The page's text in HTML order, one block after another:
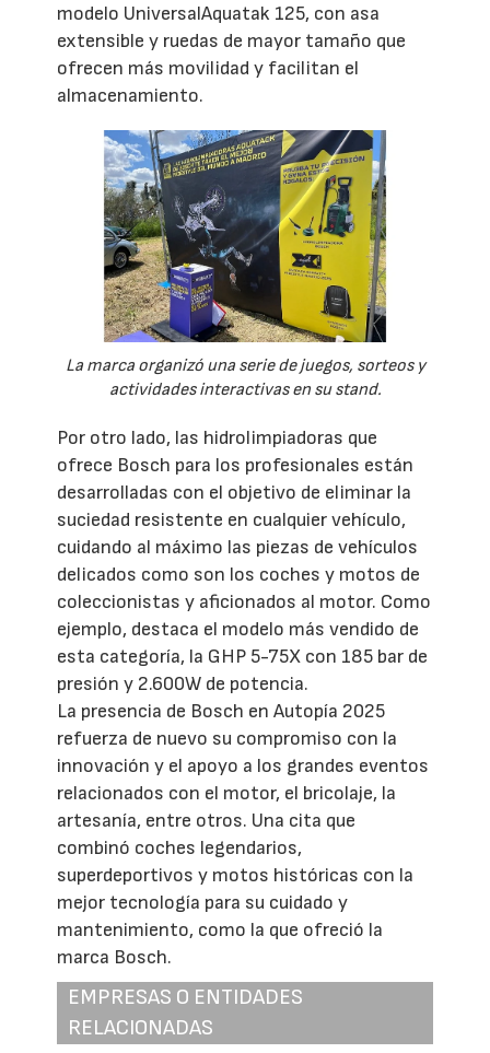
modelo UniversalAquatak 125, con asa
extensible y ruedas de mayor tamaño que
ofrecen más movilidad y facilitan el
almacenamiento.
La marca organizó una serie de juegos, sorteos y
actividades interactivas en su stand.
Por otro lado, las hidrolimpiadoras que
ofrece Bosch para los profesionales están
desarrolladas con el objetivo de eliminar la
suciedad resistente en cualquier vehículo,
cuidando al máximo las piezas de vehículos
delicados como son los coches y motos de
coleccionistas y aficionados al motor. Como
ejemplo, destaca el modelo más vendido de
esta categoría, la GHP 5-75X con 185 bar de
presión y 2.600W de potencia.
La presencia de Bosch en Autopía 2025
refuerza de nuevo su compromiso con la
innovación y el apoyo a los grandes eventos
relacionados con el motor, el bricolaje, la
artesanía, entre otros. Una cita que
combinó coches legendarios,
superdeportivos y motos históricas con la
mejor tecnología para su cuidado y
mantenimiento, como la que ofreció la
marca Bosch.
EMPRESAS O ENTIDADES
RELACIONADAS